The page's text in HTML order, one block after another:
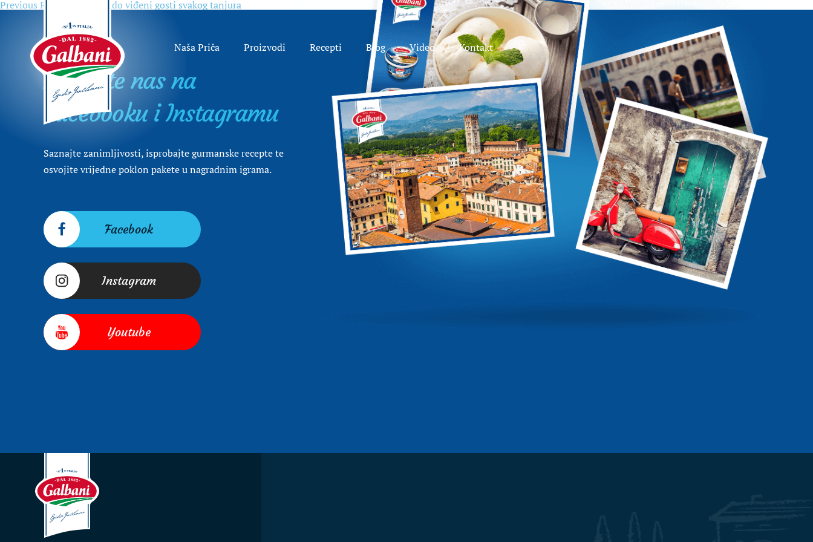
Naša Priča Proizvodi Recepti Blog Video Kontakt
Navigacija
objava
Previous Previous
post:
Ravioli, uvijek rado viđeni gosti svakog tanjura
Posjetite nas na
Facebooku i Instagramu
Saznajte zanimljivosti, isprobajte gurmanske recepte te
osvojite vrijedne poklon pakete u nagradnim igrama.
Facebook
Instagram
Youtube